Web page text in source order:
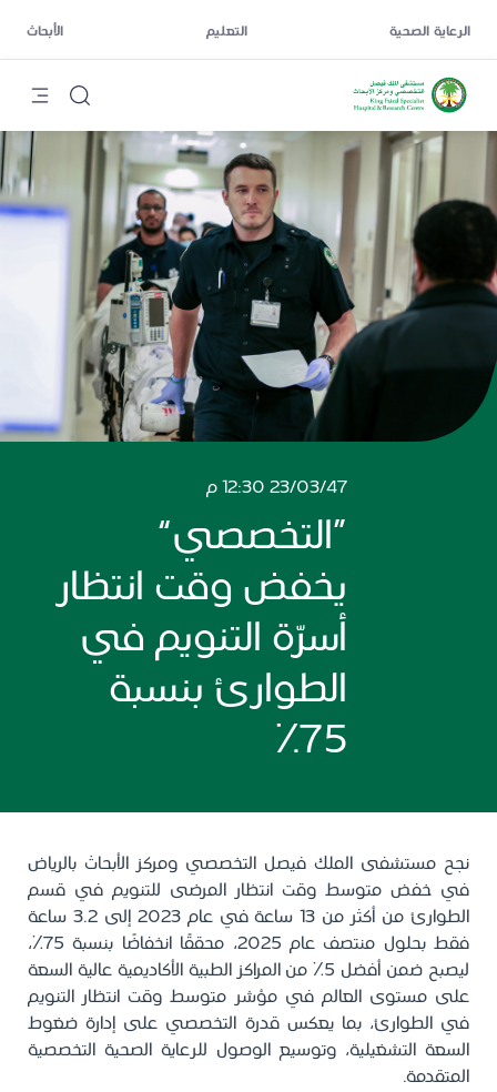
الرعاية الصحية التعليم الأبحاث
23/03/47 12:30 م
“التخصصي”
يخفض وقت انتظار
أسرّة التنويم في
الطوارئ بنسبة
75٪
نجح مستشفى الملك فيصل التخصصي ومركز الأبحاث بالرياض
في خفض متوسط وقت انتظار المرضى للتنويم في قسم
الطوارئ من أكثر من 13 ساعة في عام 2023 إلى 3.2 ساعة
فقط بحلول منتصف عام 2025، محققًا انخفاضًا بنسبة 75٪،
ليصبح ضمن أفضل 5٪ من المراكز الطبية الأكاديمية عالية السعة
على مستوى العالم في مؤشر متوسط وقت انتظار التنويم
في الطوارئ، بما يعكس قدرة التخصصي على إدارة ضغوط
السعة التشغيلية، وتوسيع الوصول للرعاية الصحية التخصصية
المتقدمة.